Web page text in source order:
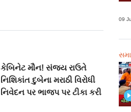
09
કેબિનેટ મૌન! સંજય રાઉતે
નિશિકાંત દુબેના મરાઠી વિરોધી
નિવેદન પર ભાજપ પર ટીકા કરી